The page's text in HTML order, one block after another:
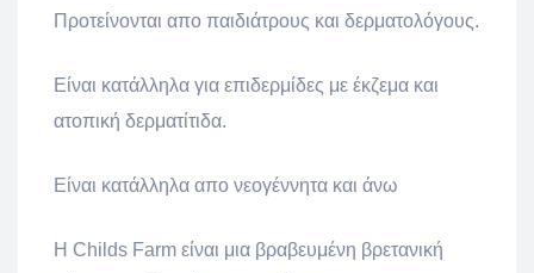
Προτείνονται απο παιδιάτρους και δερματολόγους.
Είναι κατάλληλα για επιδερμίδες με έκζεμα και
ατοπική δερματίτιδα.
Είναι κατάλληλα απο νεογέννητα και άνω
H Childs Farm είναι μια βραβευμένη βρετανική